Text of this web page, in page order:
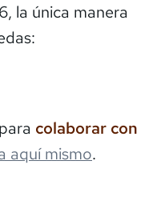
la única manera
colaborar con
aquí mismo.